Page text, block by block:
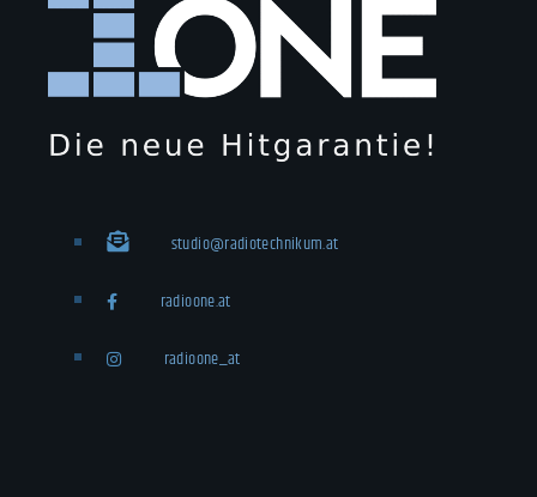
studio@radiotechnikum.at
radioone.at
radioone_at